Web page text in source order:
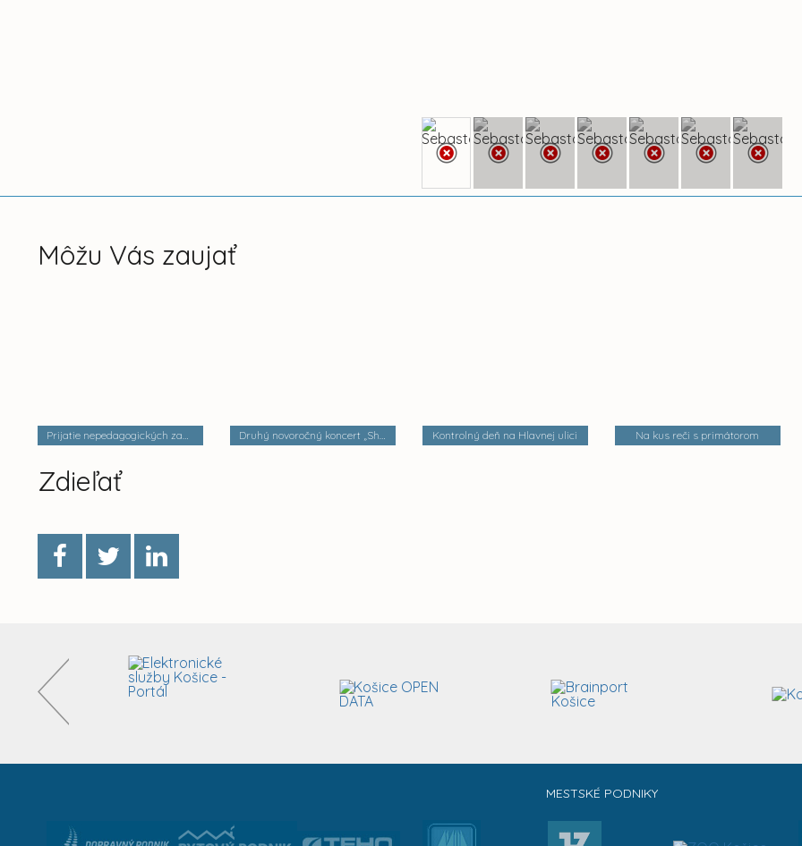
Môžu Vás zaujať
Prijatie nepedagogických zamestnancov v Historickej radnici Druhý novoročný koncert „Shana Tova” Kontrolný deň na Hlavnej ulici Na kus reči s primátorom
Zdieľať
MESTSKÉ PODNIKY